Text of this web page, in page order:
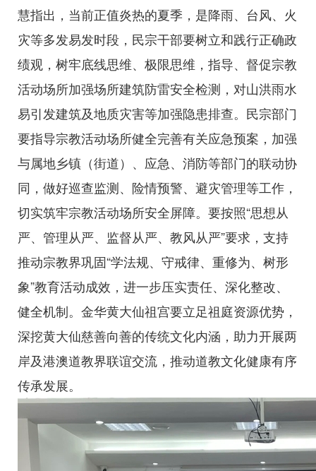
慧指出，当前正值炎热的夏季，是降雨、台风、火
灾等多发易发时段，民宗干部要树立和践行正确政
绩观，树牢底线思维、极限思维，指导、督促宗教
活动场所加强场所建筑防雷安全检测，对山洪雨水
易引发建筑及地质灾害等加强隐患排查。民宗部门
要指导宗教活动场所健全完善有关应急预案，加强
与属地乡镇（街道）、应急、消防等部门的联动协
同，做好巡查监测、险情预警、避灾管理等工作，
切实筑牢宗教活动场所安全屏障。要按照“思想从
严、管理从严、监督从严、教风从严”要求，支持
推动宗教界巩固“学法规、守戒律、重修为、树形
象”教育活动成效，进一步压实责任、深化整改、
健全机制。金华黄大仙祖宫要立足祖庭资源优势，
深挖黄大仙慈善向善的传统文化内涵，助力开展两
岸及港澳道教界联谊交流，推动道教文化健康有序
传承发展。